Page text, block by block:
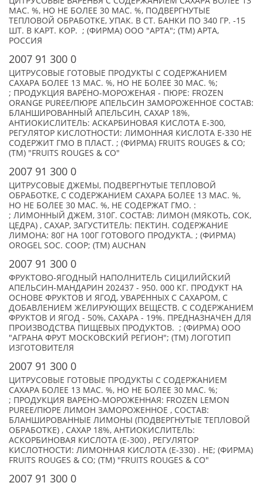
МАС. %, НО НЕ БОЛЕЕ 30 МАС. %, ПОДВЕРГНУТЫЕ
ТЕПЛОВОЙ ОБРАБОТКЕ, УПАК. В СТ. БАНКИ ПО 340 ГР. -15
ШТ. В КАРТ. КОР. ; (ФИРМА) ООО "АРТА"; (TM) АРТА,
РОССИЯ
2007 91 300 0
ЦИТРУСОВЫЕ ГОТОВЫЕ ПРОДУКТЫ С СОДЕРЖАНИЕМ
САХАРА БОЛЕЕ 13 МАС. %, НО НЕ БОЛЕЕ 30 МАС. %;
; ПРОДУКЦИЯ ВАРЁНО-МОРОЖЕНАЯ - ПЮРЕ: FROZEN
ORANGE PUREE/ПЮРЕ АПЕЛЬСИН ЗАМОРОЖЕННОЕ СОСТАВ:
БЛАНШИРОВАННЫЙ АПЕЛЬСИН, САХАР 18%,
АНТИОКИСЛИТЕЛЬ: АСКАРБИНОВАЯ КИСЛОТА Е-300,
РЕГУЛЯТОР КИСЛОТНОСТИ: ЛИМОННАЯ КИСЛОТА Е-330 НЕ
СОДЕРЖИТ ГМО В ПЛАСТ. ; (ФИРМА) FRUITS ROUGES & CO;
(TM) "FRUITS ROUGES & CO"
2007 91 300 0
ЦИТРУСОВЫЕ ДЖЕМЫ, ПОДВЕРГНУТЫЕ ТЕПЛОВОЙ
ОБРАБОТКЕ, С СОДЕРЖАНИЕМ САХАРА БОЛЕЕ 13 МАС. %,
НО НЕ БОЛЕЕ 30 МАС. %, НЕ СОДЕРЖАТ ГМО. :
; ЛИМОННЫЙ ДЖЕМ, 310Г. СОСТАВ: ЛИМОН (МЯКОТЬ, СОК,
ЦЕДРА) , САХАР, ЗАГУСТИТЕЛЬ: ПЕКТИН. СОДЕРЖАНИЕ
ЛИМОНА: 80Г НА 100Г ГОТОВОГО ПРОДУКТА. ; (ФИРМА)
OROGEL SOC. COOP; (TM) AUCHAN
2007 91 300 0
ФРУКТОВО-ЯГОДНЫЙ НАПОЛНИТЕЛЬ СИЦИЛИЙСКИЙ
АПЕЛЬСИН-МАНДАРИН 202437 - 950. 000 КГ. ПРОДУКТ НА
ОСНОВЕ ФРУКТОВ И ЯГОД, УВАРЕННЫХ С САХАРОМ, С
ДОБАВЛЕНИЕМ ЖЕЛИРУЮЩИХ ВЕЩЕСТВ. С СОДЕРЖАНИЕМ
ФРУКТОВ И ЯГОД - 50%, САХАРА - 19%. ПРЕДНАЗНАЧЕН ДЛЯ
ПРОИЗВОДСТВА ПИЩЕВЫХ ПРОДУКТОВ. ; (ФИРМА) ООО
"АГРАНА ФРУТ МОСКОВСКИЙ РЕГИОН"; (TM) ЛОГОТИП
ИЗГОТОВИТЕЛЯ
2007 91 300 0
ЦИТРУСОВЫЕ ГОТОВЫЕ ПРОДУКТЫ С СОДЕРЖАНИЕМ
САХАРА БОЛЕЕ 13 МАС. %, НО НЕ БОЛЕЕ 30 МАС. %;
; ПРОДУКЦИЯ ВАРЕНО-МОРОЖЕННАЯ: FROZEN LEMON
PUREE/ПЮРЕ ЛИМОН ЗАМОРОЖЕННОЕ , СОСТАВ:
БЛАНШИРОВАННЫЕ ЛИМОНЫ (ПОДВЕРГНУТЫЕ ТЕПЛОВОЙ
ОБРАБОТКЕ) , САХАР 18%, АНТИОКИСЛИТЕЛЬ:
АСКОРБИНОВАЯ КИСЛОТА (E-300) , РЕГУЛЯТОР
КИСЛОТНОСТИ: ЛИМОННАЯ КИСЛОТА (Е-330) . НЕ; (ФИРМА)
FRUITS ROUGES & CO; (TM) "FRUITS ROUGES & CO"
2007 91 300 0